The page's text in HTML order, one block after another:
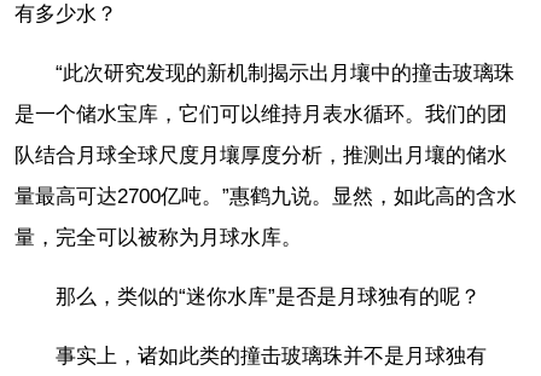
有多少水？
“此次研究发现的新机制揭示出月壤中的撞击玻璃珠
是一个储水宝库，它们可以维持月表水循环。我们的团
队结合月球全球尺度月壤厚度分析，推测出月壤的储水
量最高可达2700亿吨。”惠鹤九说。显然，如此高的含水
量，完全可以被称为月球水库。
那么，类似的“迷你水库”是否是月球独有的呢？
事实上，诸如此类的撞击玻璃珠并不是月球独有